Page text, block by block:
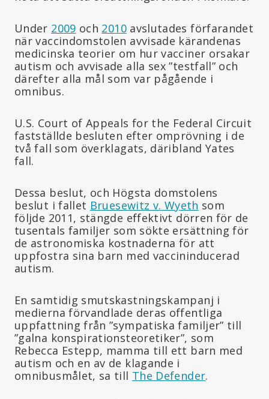
Under 2009 och 2010avslutades förfarandet
när vaccindomstolen avvisade kärandenas
medicinska teorier om hur vacciner orsakar
autism och avvisade alla sex ”testfall” och
därefter alla mål som var pågående i
omnibus.
U.S. Court of Appeals for the Federal Circuit
fastställde besluten efter omprövning i de
två fall som överklagats, däribland Yates
fall.
Dessa beslut, och Högsta domstolens
beslut i fallet Bruesewitz v. Wyeth som
följde 2011, stängde effektivt dörren för de
tusentals familjer som sökte ersättning för
de astronomiska kostnaderna för att
uppfostra sina barn med vaccininducerad
autism.
En samtidig smutskastningskampanj i
medierna förvandlade deras offentliga
uppfattning från ”sympatiska familjer” till
”galna konspirationsteoretiker”, som
Rebecca Estepp, mamma till ett barn med
autism och en av de klagande i
omnibusmålet, sa till The Defender.